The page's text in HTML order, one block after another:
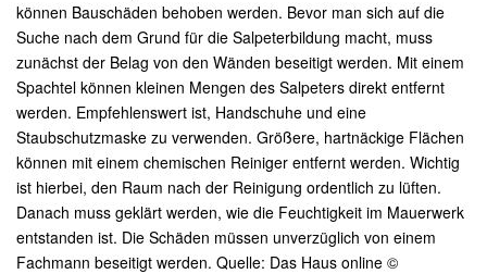
können Bauschäden behoben werden. Bevor man sich auf die
Suche nach dem Grund für die Salpeterbildung macht, muss
zunächst der Belag von den Wänden beseitigt werden. Mit einem
Spachtel können kleinen Mengen des Salpeters direkt entfernt
werden. Empfehlenswert ist, Handschuhe und eine
Staubschutzmaske zu verwenden. Größere, hartnäckige Flächen
können mit einem chemischen Reiniger entfernt werden. Wichtig
ist hierbei, den Raum nach der Reinigung ordentlich zu lüften.
Danach muss geklärt werden, wie die Feuchtigkeit im Mauerwerk
entstanden ist. Die Schäden müssen unverzüglich von einem
Fachmann beseitigt werden. Quelle: Das Haus online ©